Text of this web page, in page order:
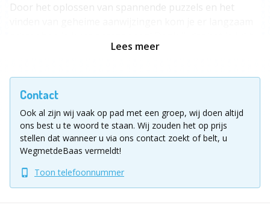
Door het oplossen van spannende puzzels en het
binnen de tijd? Een spannend en actieve
Wat staat je te wachten tijdens de Secret Escape
Game:
Bij het beginpunt krijgen jullie telefonisch een
uitgebreide uitleg over het spel. Vervolgens worden de
teams samengesteld, zodat je weet met wie je de strijd
Lees meer
Contact
Ook al zijn wij vaak op pad met een groep, wij doen altijd
ons best u te woord te staan. Wij zouden het op prijs
stellen dat wanneer u via ons contact zoekt of belt, u
WegmetdeBaas vermeldt!
Toon telefoonnummer